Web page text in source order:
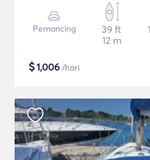
Pemancing
39 ft
12 m
$1,006 /hari